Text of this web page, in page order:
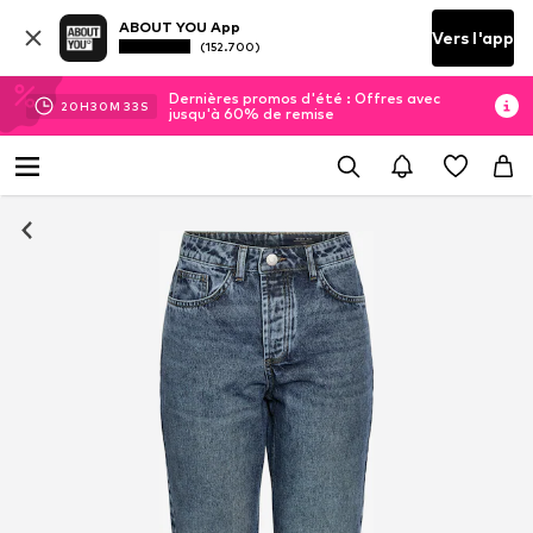
ABOUT YOU App
(152.700) Vers l'app
20H30M 33 S
Dernières promos d'été : Offres avec
jusqu'à 60% de remise